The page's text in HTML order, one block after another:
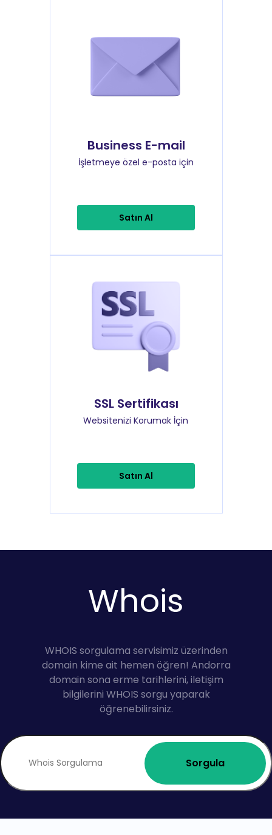
Business E-mail
İşletmeye özel e-posta için
Satın Al
SSL Sertifikası
Websitenizi Korumak İçin
Satın Al
Whois
WHOIS sorgulama servisimiz üzerinden
domain kime ait hemen öğren! Andorra
domain sona erme tarihlerini, iletişim
bilgilerini WHOIS sorgu yaparak
öğrenebilirsiniz.
Sorgula